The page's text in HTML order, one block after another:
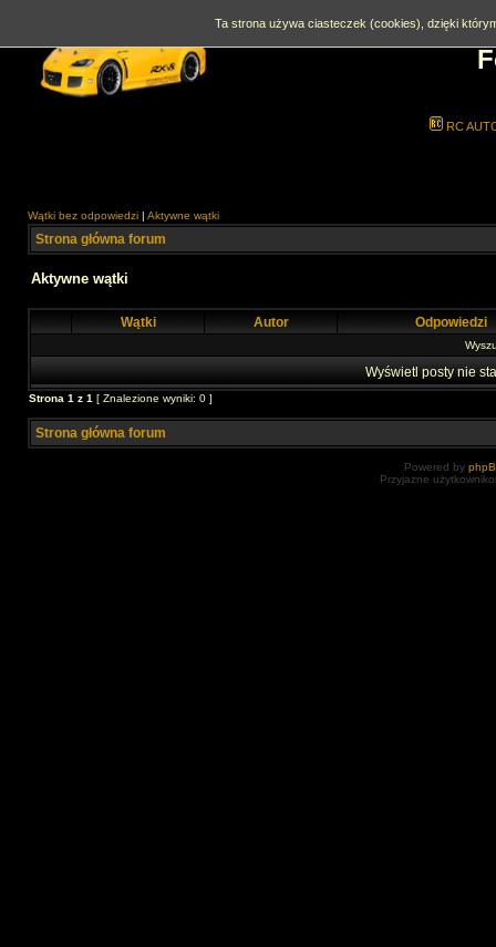
RC
Wątki bez odpowiedzi | Aktywne wątki
Strona główna forum
Aktywne wątki
Wątki Autor Odpowiedzi
Wyświetl posty nie
Strona 1 z 1 [ Znalezione wyniki: 0 ]
Strona główna forum
Powered by
Przyjazne
Ta strona używa ciasteczek (cookies), dzięki